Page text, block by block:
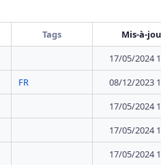
Tags Mis-à-
17/05/2024
FR 08/12/2023
17/05/2024
17/05/2024
17/05/2024